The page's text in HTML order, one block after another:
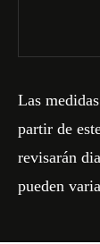
Las
partir de
revisarán
pueden